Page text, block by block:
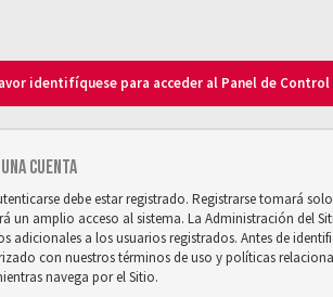
identifíquese para acceder al Panel de Control
cuenta
debe estar registrado. Registrarse tomará
un amplio acceso al sistema. La Administración del
adicionales a los usuarios registrados. Antes de
con nuestros términos de uso y políticas
navega por el Sitio.